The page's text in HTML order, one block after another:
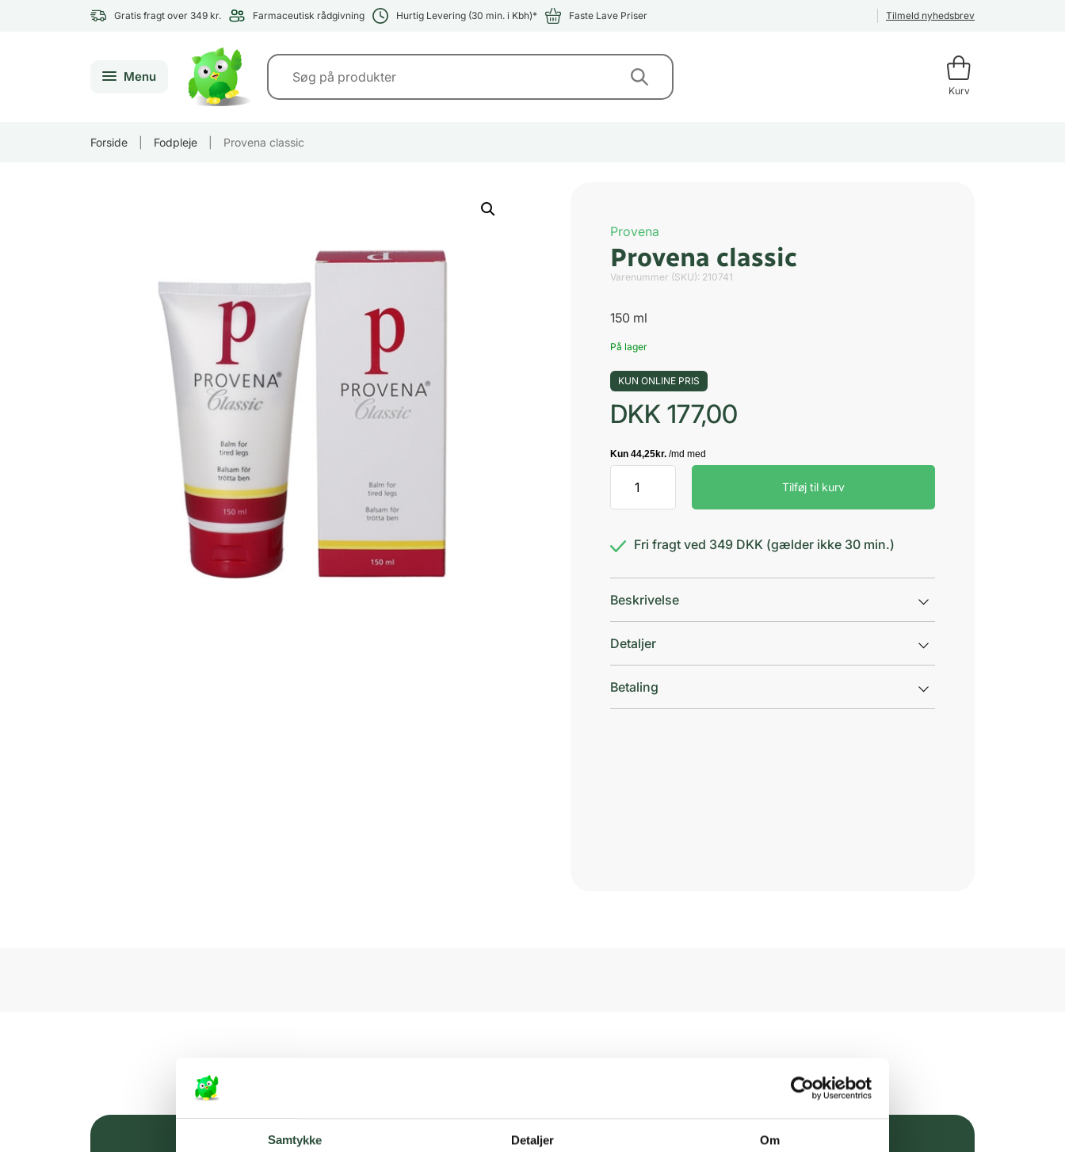
Samtykke Detaljer Om
Gratis fragt over 349 kr. Farmaceutisk rådgivning Hurtig Levering (30 min. i Kbh)* Faste Lave Priser Tilmeld nyhedsbrev
Menu
Kurv
Forside Fodpleje Provena classic
Provena
Provena classic
Varenummer (SKU): 210741
150 ml
På lager
KUN ONLINE PRIS
DKK 177,00
classic
antal
Tilføj til kurv
Fri fragt ved 349 DKK (gælder ikke 30 min.)
Beskrivelse
Detaljer
Betaling